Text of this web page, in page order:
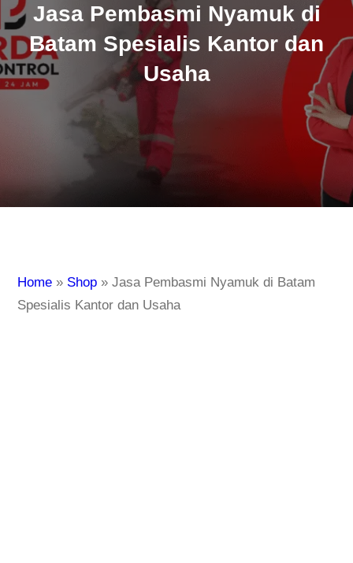
Jasa Pembasmi Nyamuk di
Batam Spesialis Kantor dan
Usaha
Home » Shop »Jasa Pembasmi Nyamuk di Batam
Spesialis Kantor dan Usaha